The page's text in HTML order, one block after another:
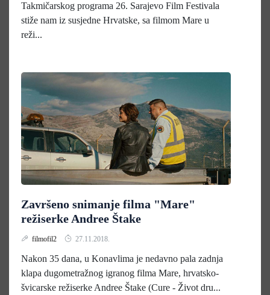
Takmičarskog programa 26. Sarajevo Film Festivala
stiže nam iz susjedne Hrvatske, sa filmom Mare u
reži...
Završeno snimanje filma "Mare"
režiserke Andree Štake
filmofil2 27.11.2018.
Nakon 35 dana, u Konavlima je nedavno pala zadnja
klapa dugometražnog igranog filma Mare, hrvatsko-
švicarske režiserke Andree Štake (Cure - Život dru...